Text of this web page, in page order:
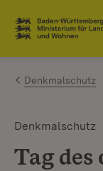
Zum Inhalt
Link zur
Denkmalschutz
Denkmalschutz
Tag